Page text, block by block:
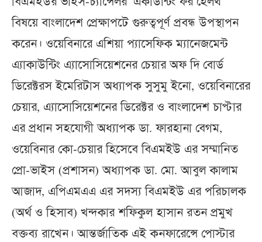
বিষয়ে বাংলাদেশ প্রেক্ষাপটে গুরুত্বপূর্ণ প্রবন্ধ উপস্থাপন
করেন। ওয়েবিনারে এশিয়া প্যাসেফিক ম্যানেজমেন্ট
এ্যাকাউন্টিং এ্যাসোসিয়েশনের চেয়ার অফ দি বোর্ড
ডিরেক্টরস ইমেরিটাস অধ্যাপক সুসুমু ইনো, ওয়েবিনারের
চেয়ার, এ্যাসোসিয়েশনের ডিরেক্টর ও বাংলাদেশ চাপ্টার
এর প্রধান সহযোগী অধ্যাপক ডা. ফারহানা বেগম,
ওয়েবিনার কো-চেয়ার হিসেবে বিএমইউ এর সম্মানিত
প্রো-ভাইস (প্রশাসন) অধ্যাপক ডা. মো. আবুল কালাম
আজাদ, এপিএমএএ এর সদস্য বিএমইউ এর পরিচালক
(অর্থ ও হিসাব) খন্দকার শফিকুল হাসান রতন প্রমুখ
বক্তব্য রাখেন। আন্তর্জাতিক এই কনফারেন্সে পোস্টার